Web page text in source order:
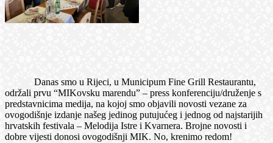
Danas smo u Rijeci, u Municipum Fine Grill Restaurantu,
održali prvu “MIKovsku marendu” – press konferenciju/druženje s
predstavnicima medija, na kojoj smo objavili novosti vezane za
ovogodišnje izdanje našeg jedinog putujućeg i jednog od najstarijih
hrvatskih festivala – Melodija Istre i Kvarnera. Brojne novosti i
dobre vijesti donosi ovogodišnji MIK. No, krenimo redom!